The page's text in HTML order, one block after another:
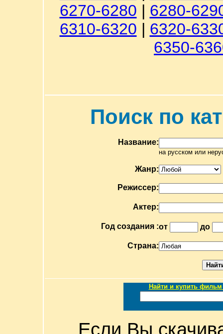
6270-6280 | 6280-
6310-6320 | 6320-
6350-
Поиск по
Название:
на русском или
Жанр:
Режиссер:
Актер:
Год создания :от до
Страна:
Найти и купить фильм
Если Вы